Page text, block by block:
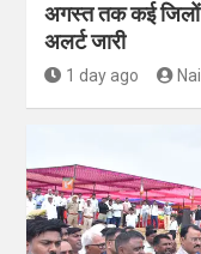
अगस्त तक कई जिलों
अलर्ट जारी
1 day ago